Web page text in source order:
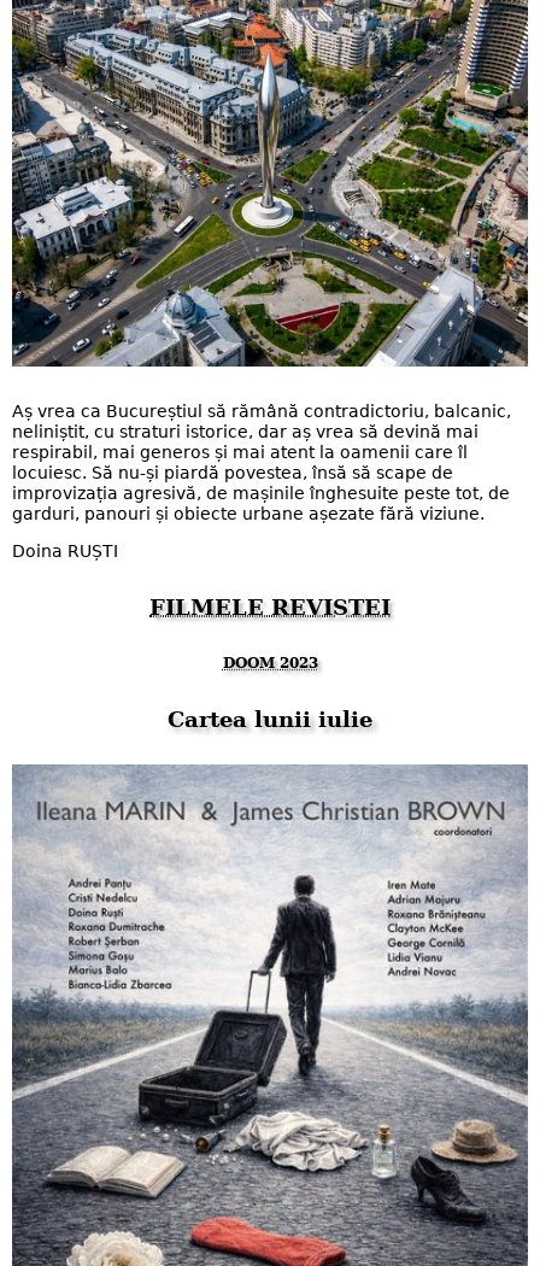
Aș vrea ca Bucureștiul să rămână contradictoriu, balcanic,
neliniștit, cu straturi istorice, dar aș vrea să devină mai
respirabil, mai generos și mai atent la oamenii care îl
locuiesc. Să nu-și piardă povestea, însă să scape de
improvizația agresivă, de mașinile înghesuite peste tot, de
garduri, panouri și obiecte urbane așezate fără viziune.
Doina RUȘTI
FILMELE REVISTEI
DOOM 2023
Cartea lunii iulie